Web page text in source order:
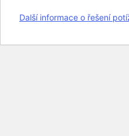
Další informace o řešení